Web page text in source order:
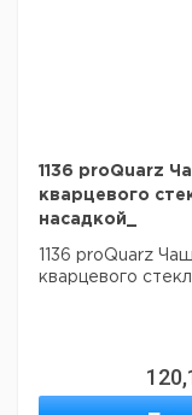
1136 proQuarz
кварцевого
насадкой_
1136 proQuarz
кварцевого